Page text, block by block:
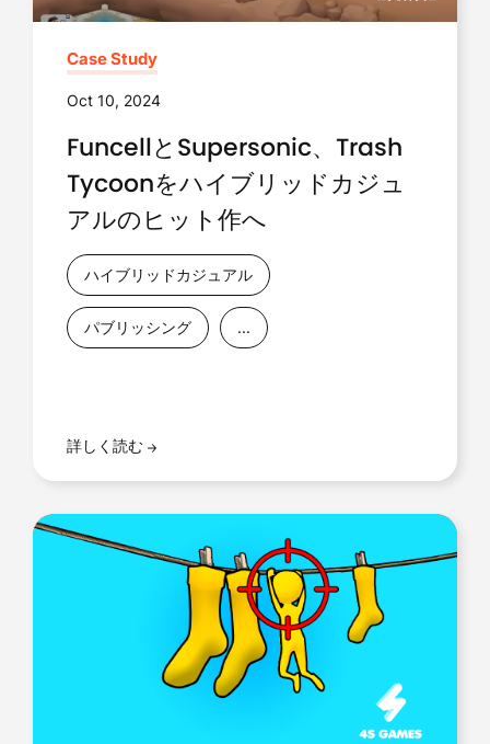
Case Study
Oct 10, 2024
FuncellとSupersonic、Trash
Tycoonをハイブリッドカジュ
アルのヒット作へ
ハイブリッドカジュアル
パブリッシング ...
詳しく読む